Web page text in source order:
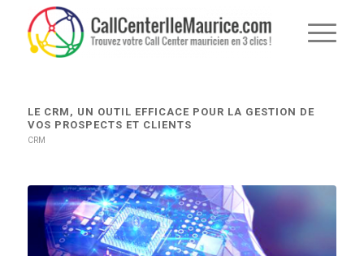
LE CRM, UN OUTIL EFFICACE POUR LA GESTION DE
VOS PROSPECTS ET CLIENTS
CRM